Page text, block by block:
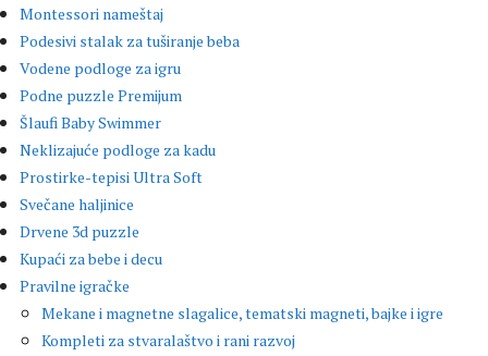
Montessori nameštaj
Podesivi stalak za tuširanje beba
Vodene podloge za igru
Podne puzzle Premijum
Šlaufi Baby Swimmer
Neklizajuće podloge za kadu
Prostirke-tepisi Ultra Soft
Svečane haljinice
Drvene 3d puzzle
Kupaći za bebe i decu
Pravilne igračke
Mekane i magnetne slagalice, tematski magneti, bajke i igre
Kompleti za stvaralaštvo i rani razvoj